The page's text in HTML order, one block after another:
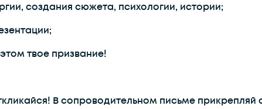
создания сюжета, психологии, истории;
твое призвание!
В сопроводительном письме прикрепляй